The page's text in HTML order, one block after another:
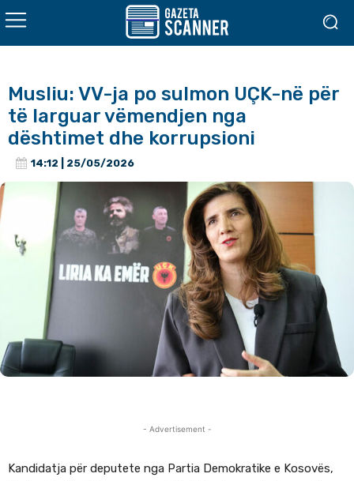
Musliu: VV-ja po sulmon UÇK-në për
të larguar vëmendjen nga
dështimet dhe korrupsioni
14:12 | 25/05/2026
- Advertisement -
Kandidatja për deputete nga Partia Demokratike e Kosovës,